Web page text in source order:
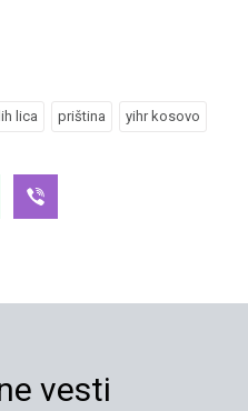
lica priština yihr kosovo
vesti